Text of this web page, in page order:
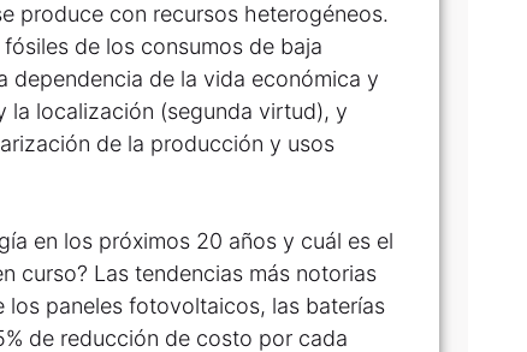
produce con recursos heterogéneos.
de los consumos de baja
dependencia de la vida económica y
la localización (segunda virtud), y
de la producción y usos
en los próximos 20 años y cuál es el
curso? Las tendencias más notorias
paneles fotovoltaicos, las baterías
de reducción de costo por cada